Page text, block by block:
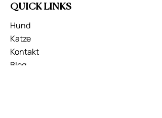
QUICK LINKS
Hund
Katze
Kontakt
Blog